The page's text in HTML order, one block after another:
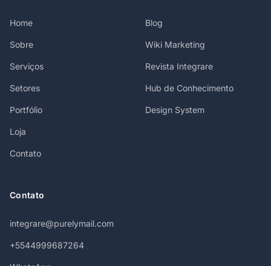
Home
Sobre
Serviços
Setores
Portfólio
Loja
Contato
Blog
Wiki Marketing
Revista Integrare
Hub de Conhecimento
Design System
Contato
integrare@purelymail.com
+5544999687264